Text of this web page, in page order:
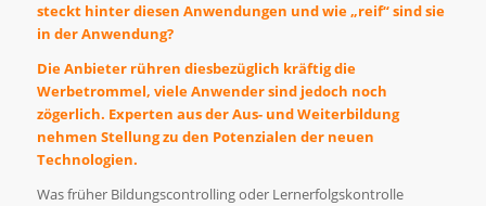
steckt hinter diesen Anwendungen und wie „reif“ sind sie
in der Anwendung?
Die Anbieter rühren diesbezüglich kräftig die
Werbetrommel, viele Anwender sind jedoch noch
zögerlich. Experten aus der Aus- und Weiterbildung
nehmen Stellung zu den Potenzialen der neuen
Technologien.
Was früher Bildungscontrolling oder Lernerfolgskontrolle